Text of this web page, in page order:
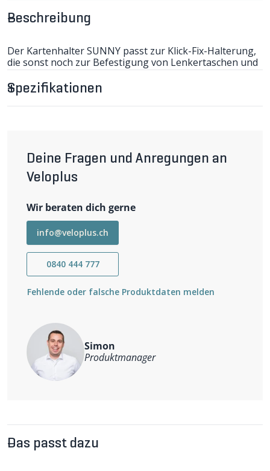
Beschreibung
Der Kartenhalter SUNNY passt zur Klick-Fix-Halterung,
die sonst noch zur Befestigung von Lenkertaschen und
Körben dient. Die 27x27cm grosse, schwarze
Kunststoffplatte ist federleicht (nur 190g) und kann
einen grossen Kartenausschnitt zeigen. Die Karte wird
durch eine Plastikhülle mit Klettverschluss regendicht
weiter lesen
Spezifikationen
Deine Fragen und Anregungen an
Veloplus
Wir beraten dich gerne
info@veloplus.ch
0840 444 777
Fehlende oder falsche Produktdaten melden
Simon
Produktmanager
Das passt dazu